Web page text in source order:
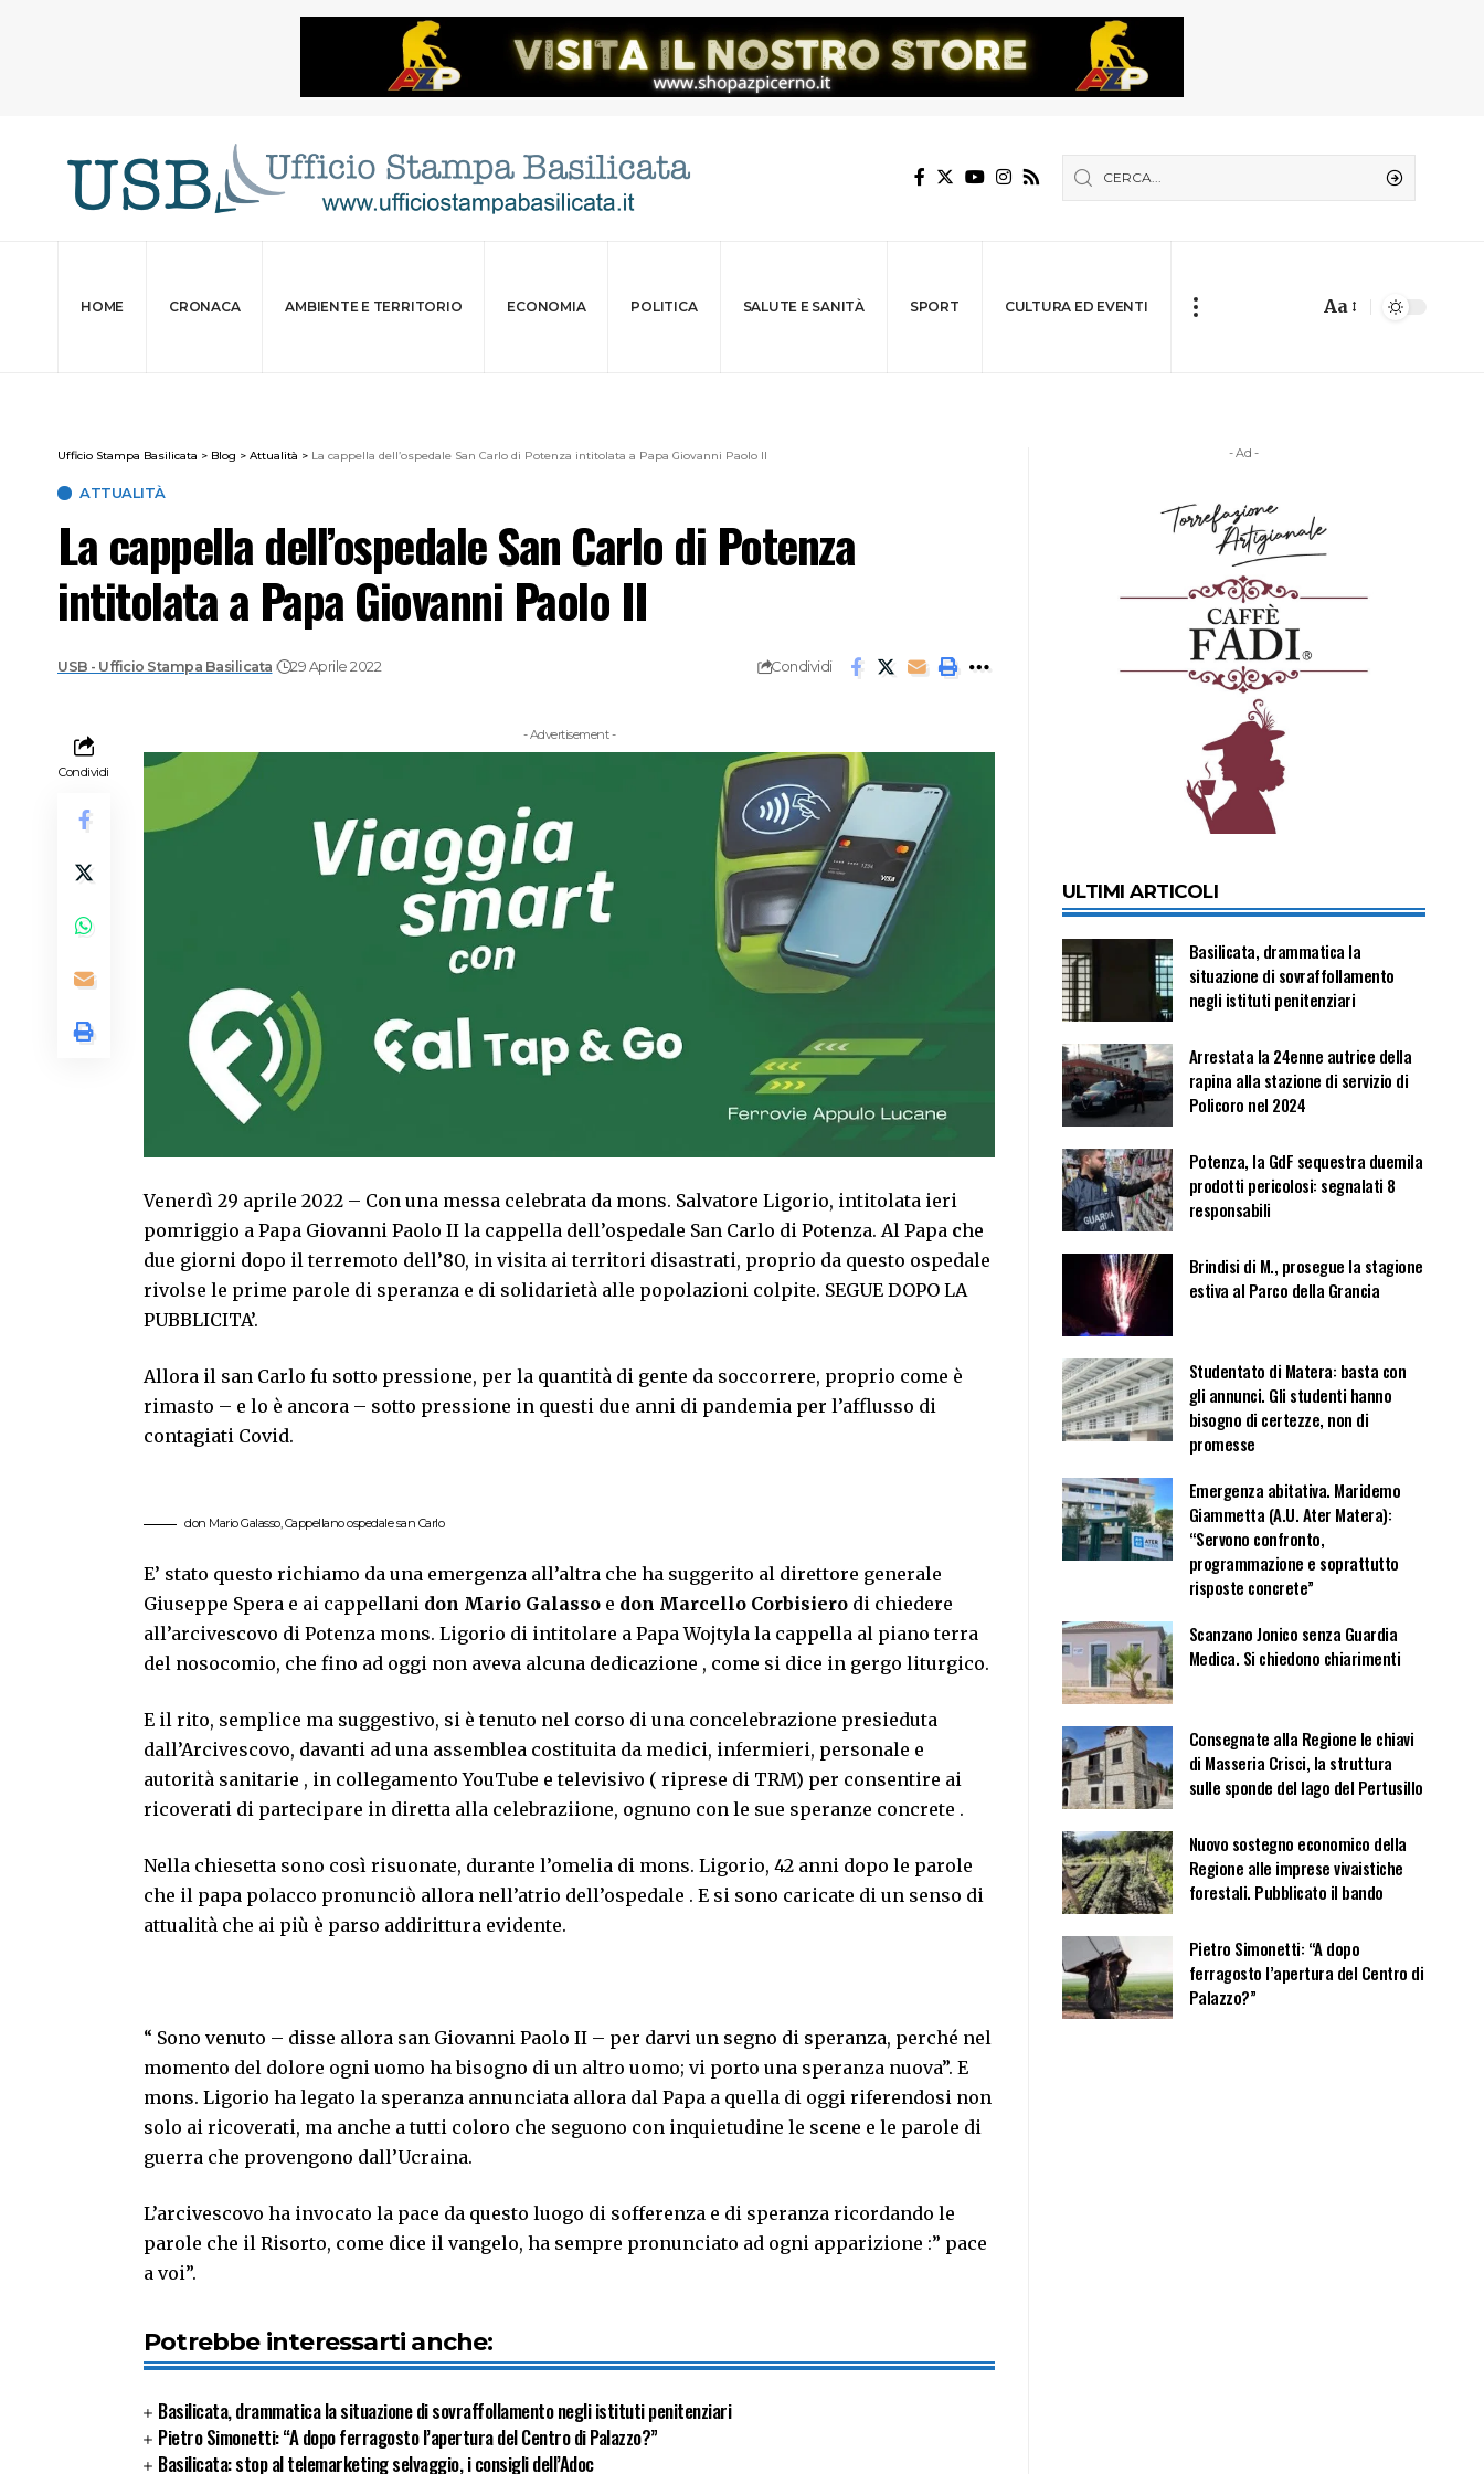
HOME CRONACA AMBIENTE E TERRITORIO ECONOMIA POLITICA SALUTE E SANITÀ SPORT CULTURA ED EVENTI Aa
Ufficio Stampa Basilicata > Blog > Attualità > La cappella dell’ospedale San Carlo di Potenza intitolata a Papa Giovanni Paolo II
ATTUALITÀ
La cappella dell’ospedale San Carlo di Potenza
intitolata a Papa Giovanni Paolo II
USB - Ufficio Stampa Basilicata 29 Aprile 2022 Condividi
Condividi
- Advertisement -
Venerdì 29 aprile 2022 – Con una messa celebrata da mons. Salvatore Ligorio, intitolata ieri
pomriggio a Papa Giovanni Paolo II la cappella dell’ospedale San Carlo di Potenza. Al Papa che
due giorni dopo il terremoto dell’80, in visita ai territori disastrati, proprio da questo ospedale
rivolse le prime parole di speranza e di solidarietà alle popolazioni colpite. SEGUE DOPO LA
PUBBLICITA’.
Allora il san Carlo fu sotto pressione, per la quantità di gente da soccorrere, proprio come è
rimasto – e lo è ancora – sotto pressione in questi due anni di pandemia per l’afflusso di
contagiati Covid.
don Mario Galasso, Cappellano ospedale san Carlo
E’ stato questo richiamo da una emergenza all’altra che ha suggerito al direttore generale
Giuseppe Spera e ai cappellani don Mario Galasso e don Marcello Corbisiero di chiedere
all’arcivescovo di Potenza mons. Ligorio di intitolare a Papa Wojtyla la cappella al piano terra
del nosocomio, che fino ad oggi non aveva alcuna dedicazione , come si dice in gergo liturgico.
E il rito, semplice ma suggestivo, si è tenuto nel corso di una concelebrazione presieduta
dall’Arcivescovo, davanti ad una assemblea costituita da medici, infermieri, personale e
autorità sanitarie , in collegamento YouTube e televisivo ( riprese di TRM) per consentire ai
ricoverati di partecipare in diretta alla celebraziione, ognuno con le sue speranze concrete .
Nella chiesetta sono così risuonate, durante l’omelia di mons. Ligorio, 42 anni dopo le parole
che il papa polacco pronunciò allora nell’atrio dell’ospedale . E si sono caricate di un senso di
attualità che ai più è parso addirittura evidente.
“ Sono venuto – disse allora san Giovanni Paolo II – per darvi un segno di speranza, perché nel
momento del dolore ogni uomo ha bisogno di un altro uomo; vi porto una speranza nuova”. E
mons. Ligorio ha legato la speranza annunciata allora dal Papa a quella di oggi riferendosi non
solo ai ricoverati, ma anche a tutti coloro che seguono con inquietudine le scene e le parole di
guerra che provengono dall’Ucraina.
L’arcivescovo ha invocato la pace da questo luogo di sofferenza e di speranza ricordando le
parole che il Risorto, come dice il vangelo, ha sempre pronunciato ad ogni apparizione :” pace
a voi”.
Potrebbe interessarti anche:
Basilicata, drammatica la situazione di sovraffollamento negli istituti penitenziari
Pietro Simonetti: “A dopo ferragosto l’apertura del Centro di Palazzo?”
Basilicata: stop al telemarketing selvaggio, i consigli dell’Adoc
- Ad -
ULTIMI ARTICOLI
Basilicata, drammatica la
situazione di sovraffollamento
negli istituti penitenziari
Arrestata la 24enne autrice della
rapina alla stazione di servizio di
Policoro nel 2024
Potenza, la GdF sequestra duemila
prodotti pericolosi: segnalati 8
responsabili
Brindisi di M., prosegue la stagione
estiva al Parco della Grancia
Studentato di Matera: basta con
gli annunci. Gli studenti hanno
bisogno di certezze, non di
promesse
Emergenza abitativa. Maridemo
Giammetta (A.U. Ater Matera):
“Servono confronto,
programmazione e soprattutto
risposte concrete”
Scanzano Jonico senza Guardia
Medica. Si chiedono chiarimenti
Consegnate alla Regione le chiavi
di Masseria Crisci, la struttura
sulle sponde del lago del Pertusillo
Nuovo sostegno economico della
Regione alle imprese vivaistiche
forestali. Pubblicato il bando
Pietro Simonetti: “A dopo
ferragosto l’apertura del Centro di
Palazzo?”